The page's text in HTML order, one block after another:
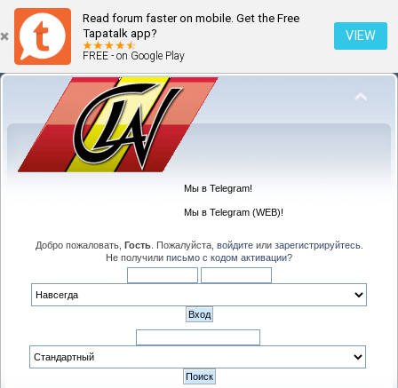
Read forum faster on mobile. Get the Free
Tapatalk app?
FREE - on Google Play
VIEW
Мы в Telegram!
Мы в Telegram (WEB)!
Добро пожаловать, Гость. Пожалуйста, войдитеили зарегистрируйтесь.
Не получили письмо с кодом активации?